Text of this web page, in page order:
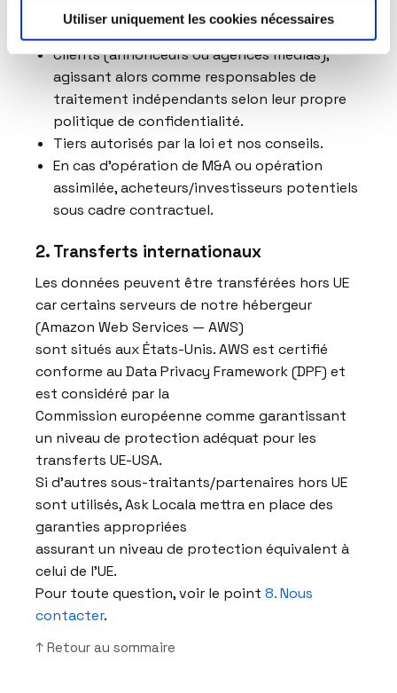
Utiliser uniquement les cookies nécessaires
prestataires de mesure de performance).
Plateformes SSP intervenant dans le RTB.
Clients (annonceurs ou agences médias),
agissant alors comme responsables de
traitement indépendants selon leur propre
politique de confidentialité.
Tiers autorisés par la loi et nos conseils.
En cas d’opération de M&A ou opération
assimilée, acheteurs/investisseurs potentiels
sous cadre contractuel.
2. Transferts internationaux
Les données peuvent être transférées hors UE
car certains serveurs de notre hébergeur
(Amazon Web Services — AWS)
sont situés aux États-Unis. AWS est certifié
conforme au Data Privacy Framework (DPF) et
est considéré par la
Commission européenne comme garantissant
un niveau de protection adéquat pour les
transferts UE-USA.
Si d’autres sous-traitants/partenaires hors UE
sont utilisés, Ask Locala mettra en place des
garanties appropriées
assurant un niveau de protection équivalent à
celui de l’UE.
Pour toute question, voir le point 8. Nous
contacter.
↑ Retour au sommaire